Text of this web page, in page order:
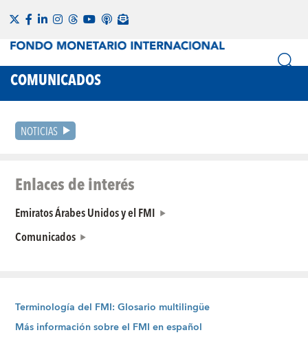
COMUNICADOS
NOTICIAS
Enlaces de interés
Emiratos Árabes Unidos y el FMI
Comunicados
Terminología del FMI: Glosario multilingüe
Más información sobre el FMI en español